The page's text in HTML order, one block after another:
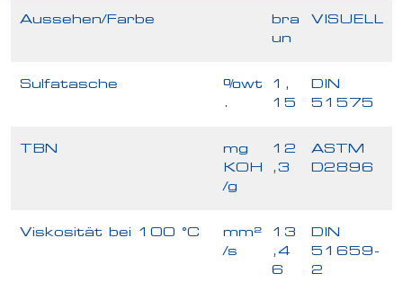
Aussehen/Farbe
bra
un
VISUELL
Sulfatasche
%wt
.
1,
15
DIN
51575
TBN
mg
KOH
/g
12
,3
ASTM
D2896
Viskosität bei 100 °C
mm²
/s
13
,4
6
DIN
51659-
2